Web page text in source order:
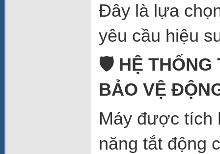
Đây là lựa
yêu cầu hiệu
🛡️ HỆ THỐNG
BẢO VỆ
Máy được
năng tắt động